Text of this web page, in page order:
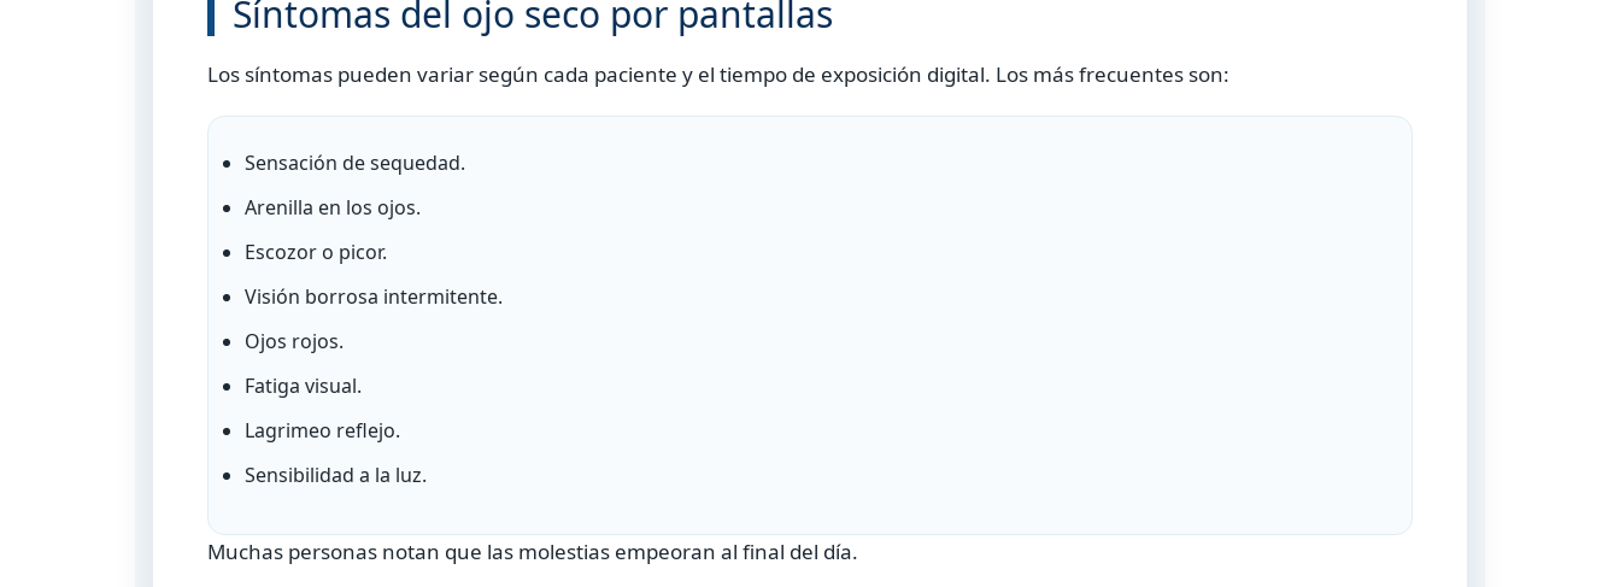
Síntomas del ojo seco por pantallas
Los síntomas pueden variar según cada paciente y el tiempo de exposición digital. Los más frecuentes son:
Sensación de sequedad.
Arenilla en los ojos.
Escozor o picor.
Visión borrosa intermitente.
Ojos rojos.
Fatiga visual.
Lagrimeo reflejo.
Sensibilidad a la luz.
Muchas personas notan que las molestias empeoran al final del día.